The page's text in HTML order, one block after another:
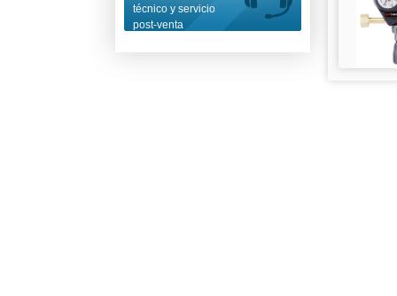
técnico y servicio
post-venta